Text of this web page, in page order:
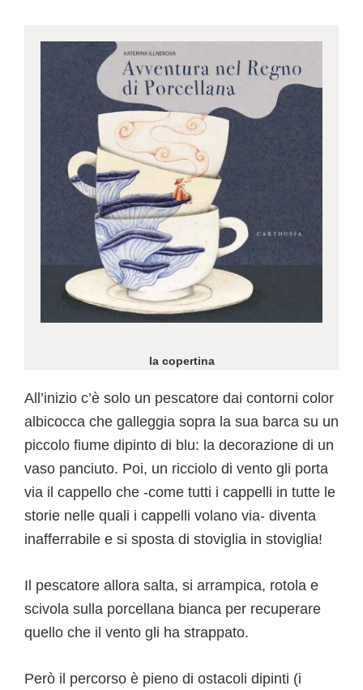
la copertina
All’inizio c’è solo un pescatore dai contorni color
albicocca che galleggia sopra la sua barca su un
piccolo fiume dipinto di blu: la decorazione di un
vaso panciuto. Poi, un ricciolo di vento gli porta
via il cappello che -come tutti i cappelli in tutte le
storie nelle quali i cappelli volano via- diventa
inafferrabile e si sposta di stoviglia in stoviglia!
Il pescatore allora salta, si arrampica, rotola e
scivola sulla porcellana bianca per recuperare
quello che il vento gli ha strappato.
Però il percorso è pieno di ostacoli dipinti (i